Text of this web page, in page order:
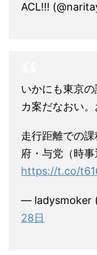
ACL!!!
いかにも東京
カ案だなおい
走行距離での
府・与党（時
https://t.co/
— ladysmoker
28日